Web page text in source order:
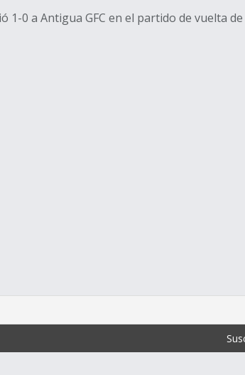
1-0 a Antigua GFC en el partido de vuelta